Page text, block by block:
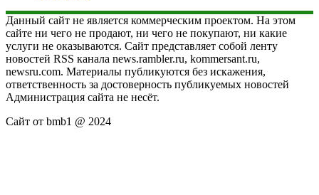
Данный сайт не является коммерческим проектом. На этом
сайте ни чего не продают, ни чего не покупают, ни какие
услуги не оказываются. Сайт представляет собой ленту
новостей RSS канала news.rambler.ru, kommersant.ru,
newsru.com. Материалы публикуются без искажения,
ответственность за достоверность публикуемых новостей
Администрация сайта не несёт.
Сайт от bmb1 @ 2024